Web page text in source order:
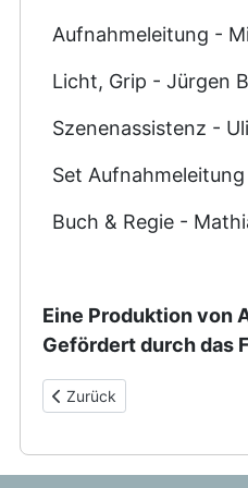
Aufnahmeleitung -
Licht, Grip - Jürgen
Szenenassistenz -
Set
Buch & Regie -
Eine Produktion von
Gefördert durch das
Vorheriger Beitrag:
Zurück